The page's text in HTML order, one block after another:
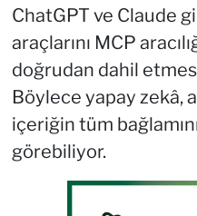
ChatGPT ve Claude
araçlarını MCP
doğrudan dahil
Böylece yapay zekâ,
içeriğin tüm
görebiliyor.